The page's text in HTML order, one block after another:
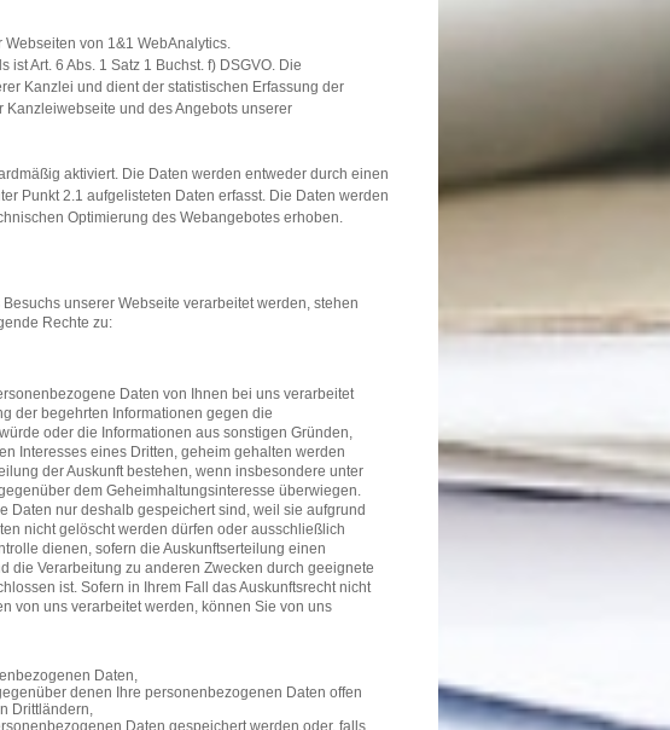
von 1&1 WebAnalytics.
Art. 6 Abs. 1 Satz 1 Buchst. f) DSGVO. Die
Kanzlei und dient der statistischen Erfassung der
und des Angebots unserer
aktiviert. Die Daten werden entweder durch einen
Punkt 2.1 aufgelisteten Daten erfasst. Die Daten werden
Optimierung des Webangebotes erhoben.
Besuchs unserer Webseite verarbeitet werden, stehen
Rechte zu:
Daten von Ihnen bei uns verarbeitet
der begehrten Informationen gegen die
oder die Informationen aus sonstigen Gründen,
Interesses eines Dritten, geheim gehalten werden
der Auskunft bestehen, wenn insbesondere unter
dem Geheimhaltungsinteresse überwiegen.
Daten nur deshalb gespeichert sind, weil sie aufgrund
nicht gelöscht werden dürfen oder ausschließlich
dienen, sofern die Auskunftserteilung einen
die Verarbeitung zu anderen Zwecken durch geeignete
ist. Sofern in Ihrem Fall das Auskunftsrecht nicht
von uns verarbeitet werden, können Sie von uns
Daten,
denen Ihre personenbezogenen Daten offen
Drittländern,
Daten gespeichert werden oder, falls